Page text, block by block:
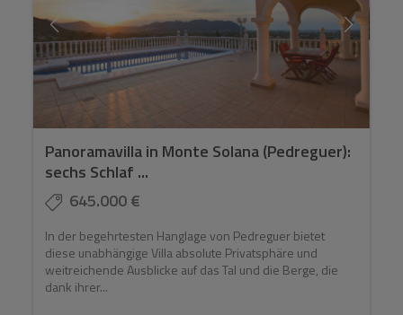
Panoramavilla in Monte Solana (Pedreguer):
sechs Schlaf ...
645.000 €
In der begehrtesten Hanglage von Pedreguer bietet
diese unabhängige Villa absolute Privatsphäre und
weitreichende Ausblicke auf das Tal und die Berge, die
dank ihrer...